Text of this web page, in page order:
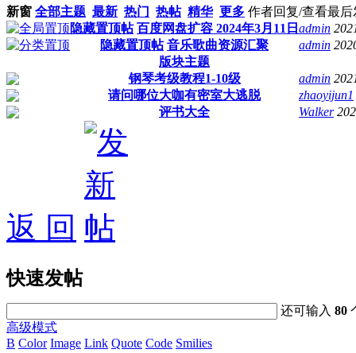
新窗 全部主题 最新 热门 热帖 精华 更多 作者回复/查看最后
隐藏置顶帖 百度网盘扩容 2024年3月11日 admin
隐藏置顶帖 音乐歌曲资源汇聚 admin
版块主题
钢琴考级教程1-10级
admin
请问哪位大咖有密室大逃脱
zhaoyijun1
评书大全
Walker
返 回
快速发帖
还可输入80
高级模式
B Color Image Link Quote Code Smilies